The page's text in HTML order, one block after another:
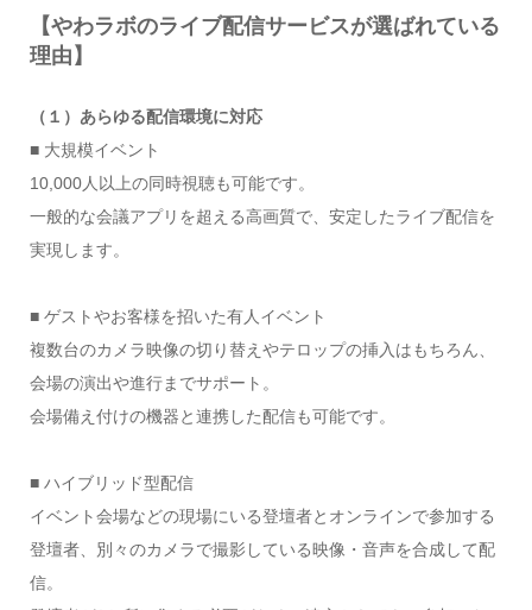
【やわラボのライブ配信サービスが選ばれている
理由】
（１）あらゆる配信環境に対応
■ 大規模イベント
10,000人以上の同時視聴も可能です。
一般的な会議アプリを超える高画質で、安定したライブ配信を
実現します。
■ ゲストやお客様を招いた有人イベント
複数台のカメラ映像の切り替えやテロップの挿入はもちろん、
会場の演出や進行までサポート。
会場備え付けの機器と連携した配信も可能です。
■ ハイブリッド型配信
イベント会場などの現場にいる登壇者とオンラインで参加する
登壇者、別々のカメラで撮影している映像・音声を合成して配
信。